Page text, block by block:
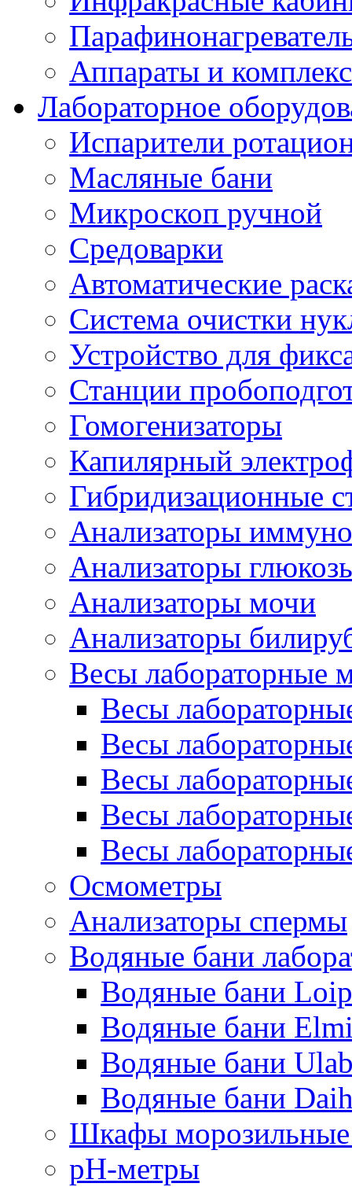
Аппараты и
Лабораторное
Испарители
Масляные бани
Микроскоп ручной
Средоварки
Автоматические
Система очистки
Устройство для
Станции
Гомогенизаторы
Капилярный
Гибридизационные
Анализаторы
Анализаторы
Анализаторы мочи
Анализаторы
Весы лабораторные
Весы
Весы
Весы
Весы
Весы
Осмометры
Анализаторы спермы
Водяные бани
Водяные бани Loip
Водяные бани
Водяные бани
Водяные бани
Шкафы морозильные
рН-метры